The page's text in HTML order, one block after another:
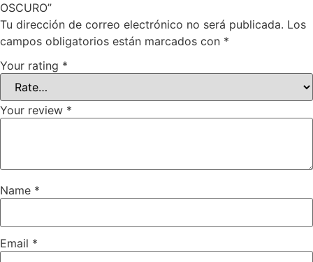
OSCURO”
Tu dirección de correo electrónico no será publicada. Los
campos obligatorios están marcados con *
Your rating *
Your review *
Name *
Email *